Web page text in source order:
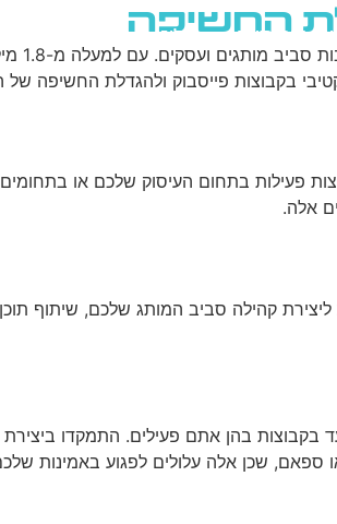
אתרים בלוג
החשיפה
בקבוצות פייסבוק ולהגדלת החשיפה
פעילות בתחום העיסוק שלכם או
אלה.
קהילה סביב המותג שלכם, שיתוף תוכן
בהן אתם פעילים. התמקדו
ספאם, שכן אלה עלולים לפגוע באמינות